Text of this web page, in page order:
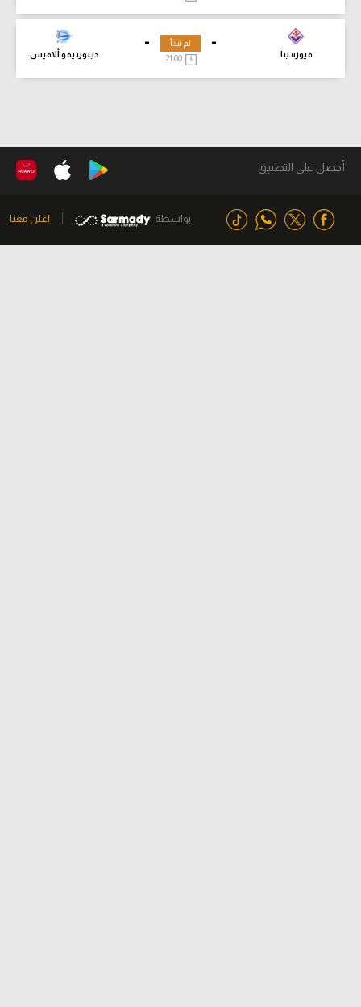
-
فيورنتينا
-
ديبورتيفو ألافيس
لم تبدأ
21:00
أحصل على التطبيق
بواسطة اعلن معنا